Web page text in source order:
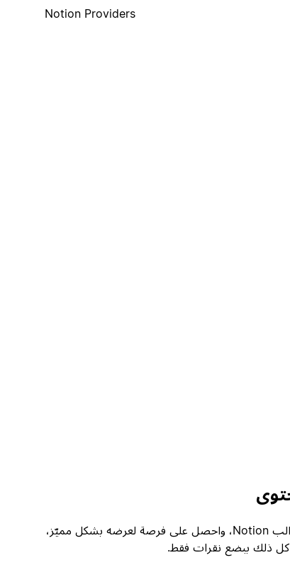
Notion Providers
أرسل قالبك إلى معرض قوالب Notion، واحصل على فرصة لعرضه بشكل مميّز،
ذلك ببضع نقرات فقط.